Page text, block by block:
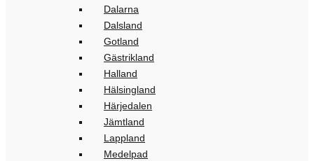
Dalarna
Dalsland
Gotland
Gästrikland
Halland
Hälsingland
Härjedalen
Jämtland
Lappland
Medelpad